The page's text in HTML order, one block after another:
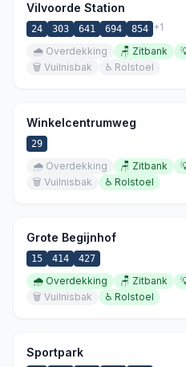
Vilvoorde Station
24 303 641 694 854 +1
🌧️ Overdekking 🪑 Zitbank
🗑️ Vuilnisbak ♿ Rolstoel
Winkelcentrumweg
29
🌧️ Overdekking 🪑 Zitbank
🗑️ Vuilnisbak ♿ Rolstoel
Grote Begijnhof
15 414 427
🌧️ Overdekking 🪑 Zitbank
🗑️ Vuilnisbak ♿ Rolstoel
Sportpark